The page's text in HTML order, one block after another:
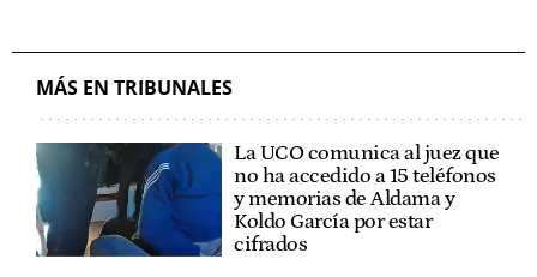
MÁS EN TRIBUNALES
La UCO comunica al juez que
no ha accedido a 15 teléfonos
y memorias de Aldama y
Koldo García por estar
cifrados